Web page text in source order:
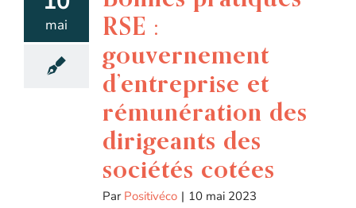
mai
RSE :
gouvernement
d’entreprise et
rémunération des
dirigeants des
sociétés cotées
Par Positivéco | 10 mai 2023